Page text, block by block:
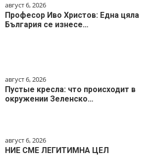
август 6, 2026
Професор Иво Христов: Една цяла
България се изнесе…
август 6, 2026
Пустые кресла: что происходит в
окружении Зеленско…
август 6, 2026
НИЕ СМЕ ЛЕГИТИМНА ЦЕЛ